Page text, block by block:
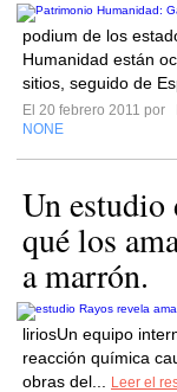
podium de los
Humanidad están
sitios, seguido de
El 20 febrero 2011 por
NONE
Un estudio
qué los
a marrón.
liriosUn equipo
reacción química
obras del...
Leer el